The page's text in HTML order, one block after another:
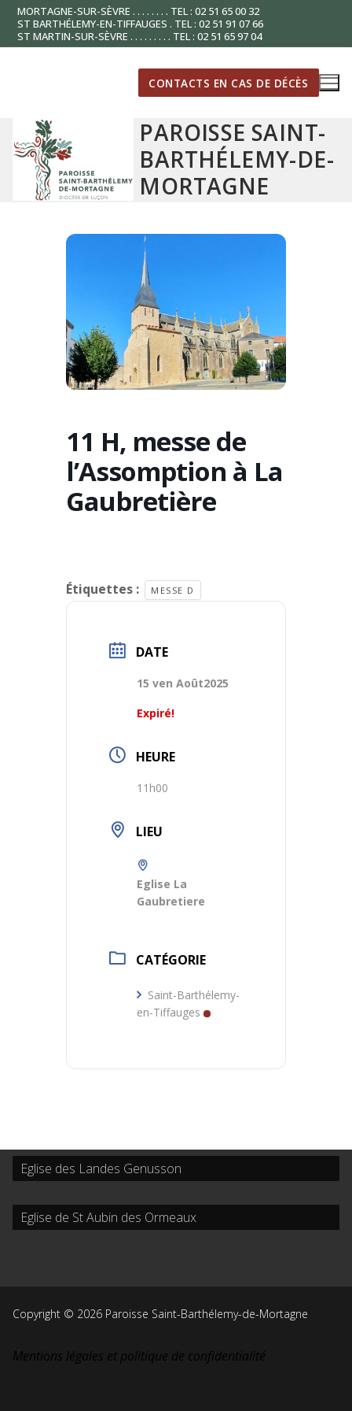
Aller
contenu
MORTAGNE-SUR-SÈVRE . . . . . . . . TEL : 02 51 65 00 32
ST BARTHÉLEMY-EN-TIFFAUGES . TEL : 02 51 91 07 66
ST MARTIN-SUR-SÈVRE . . . . . . . . . TEL : 02 51 65 97 04
CONTACTS EN CAS DE DÉCÈS
PAROISSE SAINT-
BARTHÉLEMY-DE-
MORTAGNE
11 H, messe de
l’Assomption à La
Gaubretière
Étiquettes : MESSE D
DATE
15 ven Août2025
Expiré!
HEURE
11h00
LIEU
Eglise La
Gaubretiere
CATÉGORIE
Saint-Barthélemy-
en-Tiffauges
Eglise des Landes Genusson
Eglise de St Aubin des Ormeaux
Copyright © 2026 Paroisse Saint-Barthélemy-de-Mortagne
Mentions légales et politique de confidentialité